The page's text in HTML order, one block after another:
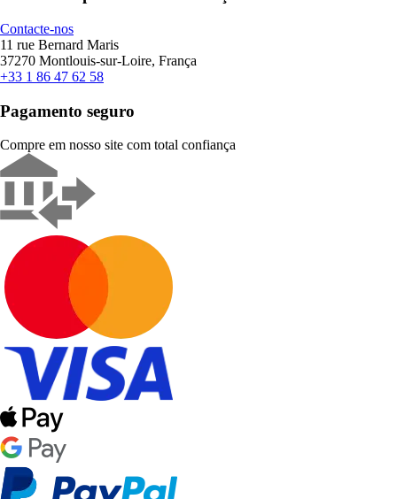
Contacte-nos
11 rue Bernard Maris
37270 Montlouis-sur-Loire, França
+33 1 86 47 62 58
Pagamento seguro
Compre em nosso site com total confiança